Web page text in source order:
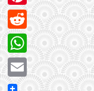
Pinterest
Reddit
WhatsApp
Email